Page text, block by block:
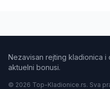
Nezavisan rejting kladionica i
aktuelni bonusi.
© 2026 Top-Kladionice.rs. Sva